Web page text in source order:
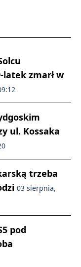
latek zmarł w
ul. Kossaka
trzeba
03 sierpnia,
pod